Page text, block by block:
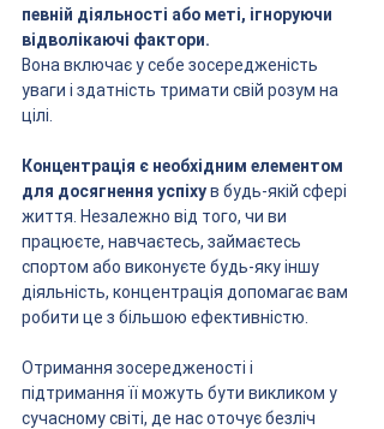
певній діяльності або меті, ігноруючи
відволікаючі фактори.
Вона включає у себе зосередженість
уваги і здатність тримати свій розум на
цілі.
Концентрація є необхідним елементом
для досягнення успіху в будь-якій сфері
життя. Незалежно від того, чи ви
працюєте, навчаєтесь, займаєтесь
спортом або виконуєте будь-яку іншу
діяльність, концентрація допомагає вам
робити це з більшою ефективністю.
Отримання зосередженості і
підтримання її можуть бути викликом у
сучасному світі, де нас оточує безліч